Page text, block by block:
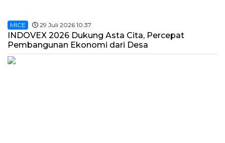
MICE 29 Juli 2026 10:37
INDOVEX 2026 Dukung Asta Cita, Percepat
Pembangunan Ekonomi dari Desa